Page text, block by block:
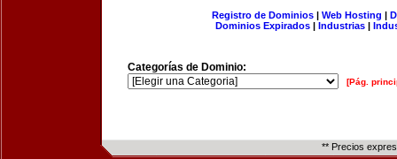
Registro de Dominios| Web Hosting |
Dominios Expirados | Industrias |
Categorías de Dominio:
[Pág.
** Precios